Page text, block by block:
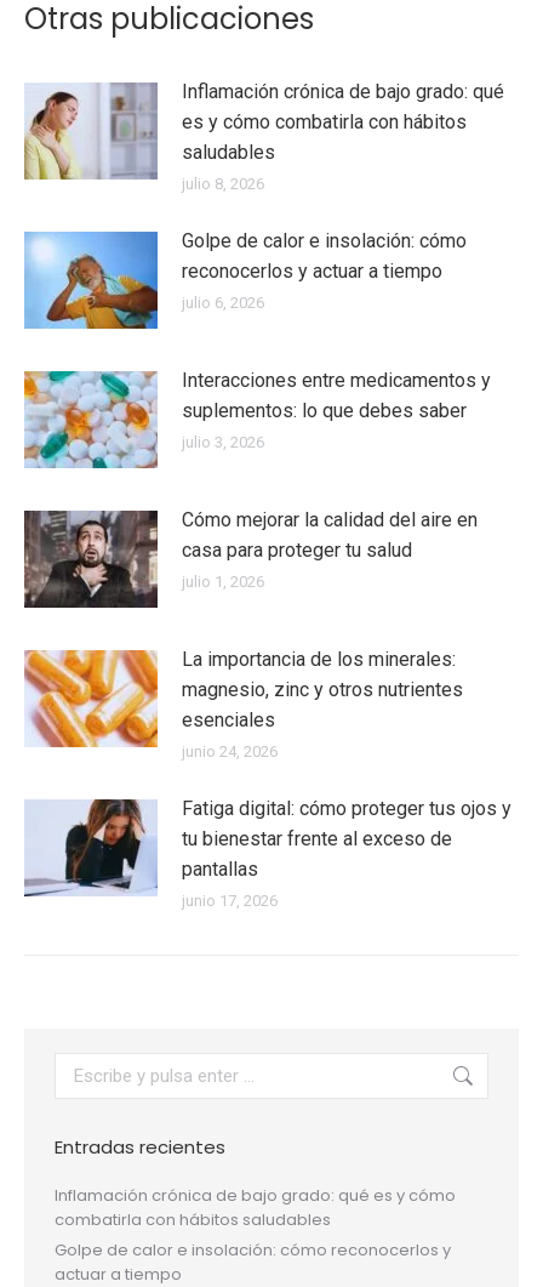
Otras publicaciones
Inflamación crónica de bajo grado: qué
es y cómo combatirla con hábitos
saludables
julio 8, 2026
Golpe de calor e insolación: cómo
reconocerlos y actuar a tiempo
julio 6, 2026
Interacciones entre medicamentos y
suplementos: lo que debes saber
julio 3, 2026
Cómo mejorar la calidad del aire en
casa para proteger tu salud
julio 1, 2026
La importancia de los minerales:
magnesio, zinc y otros nutrientes
esenciales
junio 24, 2026
Fatiga digital: cómo proteger tus ojos y
tu bienestar frente al exceso de
pantallas
junio 17, 2026
Buscar:
Entradas recientes
Inflamación crónica de bajo grado: qué es y cómo
combatirla con hábitos saludables
Golpe de calor e insolación: cómo reconocerlos y
actuar a tiempo